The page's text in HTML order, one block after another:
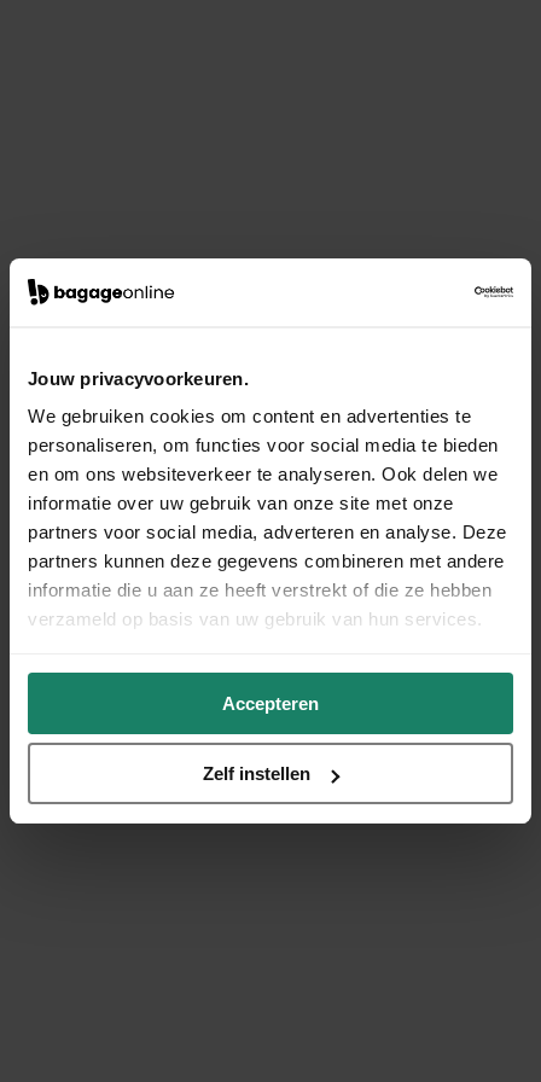
Jouw privacyvoorkeuren.
We gebruiken cookies om content en advertenties te
personaliseren, om functies voor social media te bieden
en om ons websiteverkeer te analyseren. Ook delen we
informatie over uw gebruik van onze site met onze
partners voor social media, adverteren en analyse. Deze
partners kunnen deze gegevens combineren met andere
informatie die u aan ze heeft verstrekt of die ze hebben
verzameld op basis van uw gebruik van hun services.
Accepteren
Zelf instellen